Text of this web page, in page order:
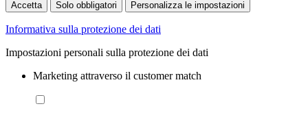
Accetta Solo obbligatori Personalizza le impostazioni
Informativa sulla protezione dei dati
Impostazioni personali sulla protezione dei dati
Marketing attraverso il customer match